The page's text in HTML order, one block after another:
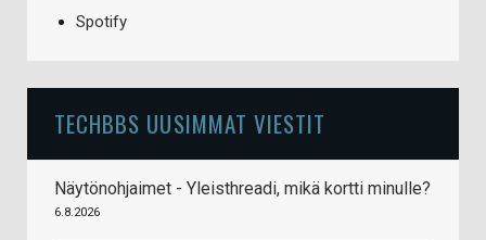
Spotify
TECHBBS UUSIMMAT VIESTIT
Näytönohjaimet - Yleisthreadi, mikä kortti minulle?
6.8.2026